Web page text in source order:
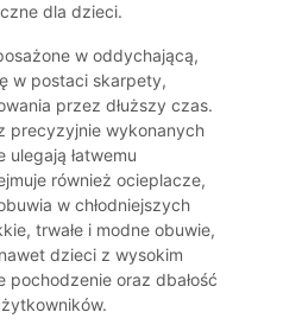
dla dzieci.
w oddychającą,
w postaci skarpety,
przez dłuższy czas.
precyzyjnie wykonanych
łatwemu
również ocieplacze,
w chłodniejszych
trwałe i modne obuwie,
dzieci z wysokim
pochodzenie oraz dbałość